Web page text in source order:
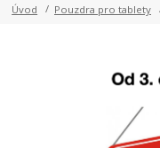
Úvod Pouzdra pro tablety